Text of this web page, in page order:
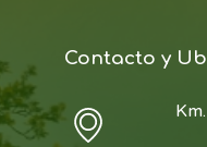
Contacto y